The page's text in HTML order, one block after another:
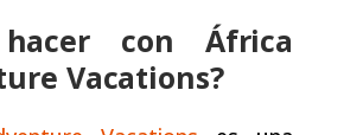
con África
Vacations?